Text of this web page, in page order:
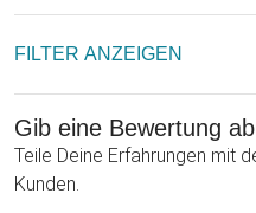
FILTER ANZEIGEN
Gib eine Bewertung
Teile Deine Erfahrungen mit
Kunden.